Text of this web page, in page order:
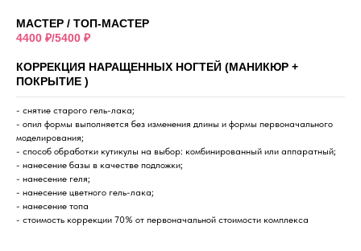
МАСТЕР / ТОП-МАСТЕР
4400 ₽/5400 ₽
КОРРЕКЦИЯ НАРАЩЕННЫХ НОГТЕЙ (МАНИКЮР +
ПОКРЫТИЕ )
- снятие старого гель-лака;
- опил формы выполняется без изменения длины и формы первоначального
моделирования;
- способ обработки кутикулы на выбор: комбинированный или аппаратный;
- нанесение базы в качестве подложки;
- нанесение геля;
- нанесение цветного гель-лака;
- нанесение топа
- стоимость коррекции 70% от первоначальной стоимости комплекса